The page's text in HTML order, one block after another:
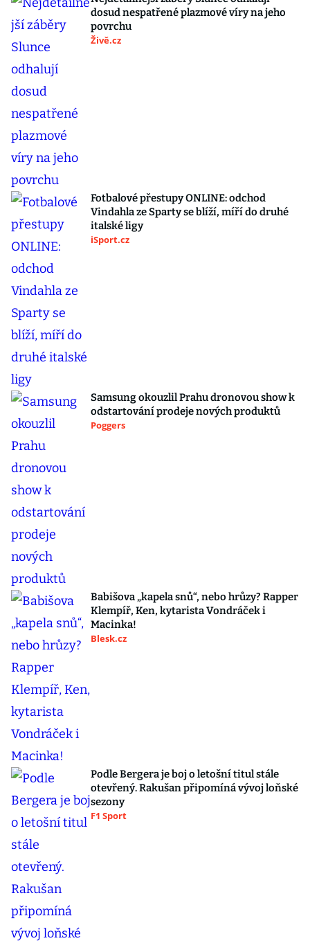
dosud nespatřené plazmové víry na jeho
povrchu
Živě.cz
Fotbalové přestupy ONLINE: odchod
Vindahla ze Sparty se blíží, míří do druhé
italské ligy
iSport.cz
Samsung okouzlil Prahu dronovou show k
odstartování prodeje nových produktů
Poggers
Babišova „kapela snů“, nebo hrůzy? Rapper
Klempíř, Ken, kytarista Vondráček i
Macinka!
Blesk.cz
Podle Bergera je boj o letošní titul stále
otevřený. Rakušan připomíná vývoj loňské
sezony
F1 Sport